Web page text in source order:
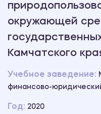
окружающей
Камчатского
Учебное заведение:
финансово-
Год: 2020